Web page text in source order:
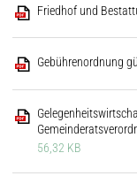
Friedhof und
Gebührenordnung
56,32 KB